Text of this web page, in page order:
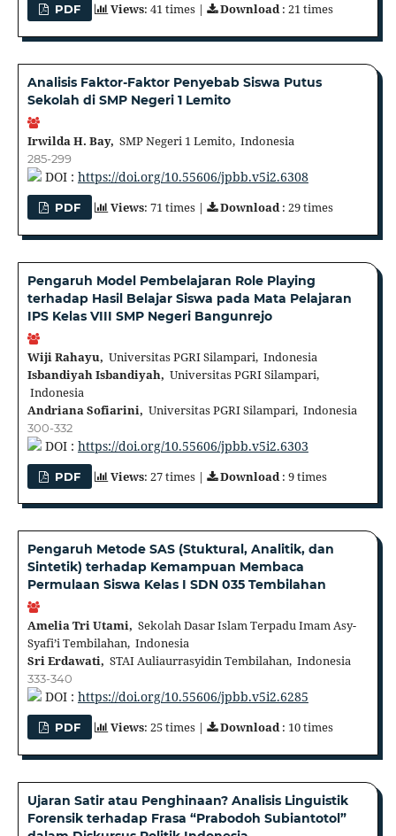
PDF Views: 41 times | Download: 21 times
Analisis Faktor-Faktor Penyebab Siswa Putus
Sekolah di SMP Negeri 1 Lemito
Irwilda H. Bay, SMP Negeri 1 Lemito, Indonesia
285-299
DOI : https://doi.org/10.55606/jpbb.v5i2.6308
PDF Views: 71 times | Download: 29 times
Pengaruh Model Pembelajaran Role Playing
terhadap Hasil Belajar Siswa pada Mata Pelajaran
IPS Kelas VIII SMP Negeri Bangunrejo
Wiji Rahayu, Universitas PGRI Silampari, Indonesia
Isbandiyah Isbandiyah, Universitas PGRI Silampari,
Indonesia
Andriana Sofiarini, Universitas PGRI Silampari, Indonesia
300-332
DOI : https://doi.org/10.55606/jpbb.v5i2.6303
PDF Views: 27 times | Download : 9 times
Pengaruh Metode SAS (Stuktural, Analitik, dan
Sintetik) terhadap Kemampuan Membaca
Permulaan Siswa Kelas I SDN 035 Tembilahan
Amelia Tri Utami, Sekolah Dasar Islam Terpadu Imam Asy-
Syafi’i Tembilahan, Indonesia
Sri Erdawati, STAI Auliaurrasyidin Tembilahan, Indonesia
333-340
DOI : https://doi.org/10.55606/jpbb.v5i2.6285
PDF Views: 25 times | Download: 10 times
Ujaran Satir atau Penghinaan? Analisis Linguistik
Forensik terhadap Frasa “Prabodoh Subiantotol”